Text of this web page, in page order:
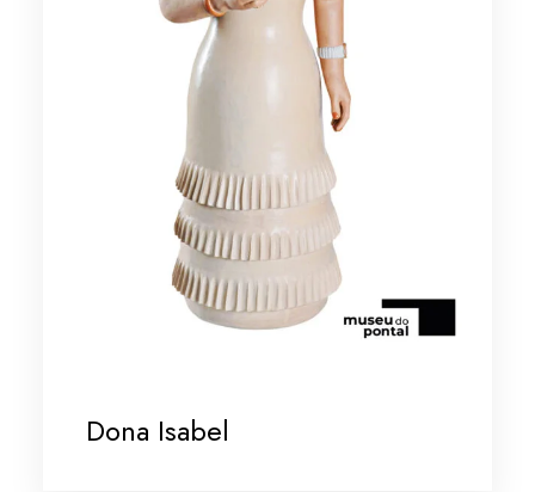
Dona Isabel